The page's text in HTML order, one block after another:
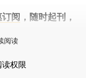
阅 ，随时起刊，
阅读
读权限